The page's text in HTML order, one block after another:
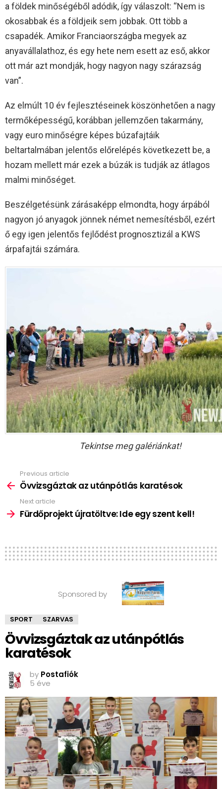
a földek minőségéből adódik, így válaszolt: “Nem is
okosabbak és a földjeik sem jobbak. Ott több a
csapadék. Amikor Franciaországba megyek az
anyavállalathoz, és egy hete nem esett az eső, akkor
ott már azt mondják, hogy nagyon nagy szárazság
van”.
Az elmúlt 10 év fejlesztéseinek köszönhetően a nagy
termőképességű, korábban jellemzően takarmány,
vagy euro minőségre képes búzafajtáik
beltartalmában jelentős előrelépés következett be, a
hozam mellett már ezek a búzák is tudják az átlagos
malmi minőséget.
Beszélgetésünk zárásaképp elmondta, hogy árpából
nagyon jó anyagok jönnek német nemesítésből, ezért
ő egy igen jelentős fejlődést prognosztizál a KWS
árpafajtái számára.
Tekintse meg galériánkat!
more
Previous article
Övvizsgáztak az utánpótlás karatésok
Next article
Fürdőprojekt újratöltve: Ide egy szent kell!
Sponsored by
SPORT SZARVAS
Övvizsgáztak az utánpótlás
karatésok
by Postafiók
5 éve